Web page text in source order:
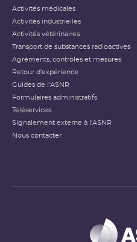
Activités médicales
Activités industrielles
Activités vétérinaires
Transport de substances radioactives
Agréments, contrôles et mesures
Retour d'expérience
Guides de l'ASNR
Formulaires administratifs
Téléservices
Signalement externe à l'ASNR
Nous contacter